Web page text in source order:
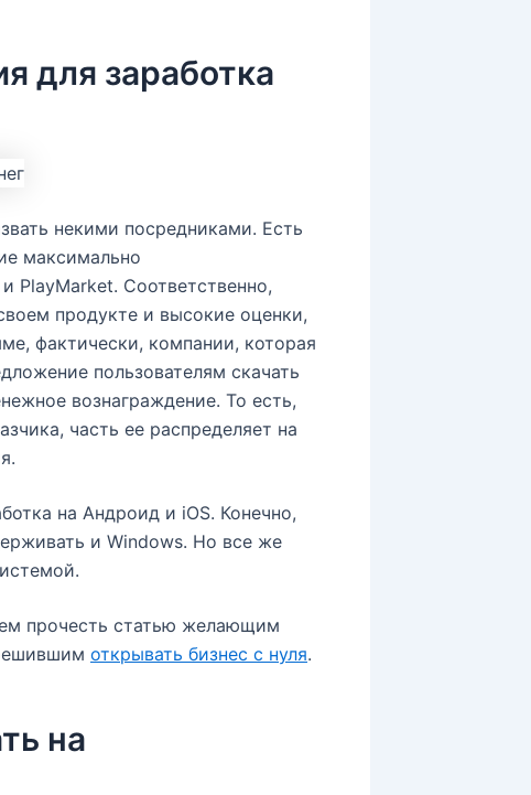
для заработка
некими посредниками. Есть
максимально
PlayMarket. Соответственно,
продукте и высокие оценки,
фактически, компании, которая
пользователям скачать
вознаграждение. То есть,
часть ее распределяет на
на Андроид и iOS. Конечно,
и Windows. Но все же
прочесть статью желающим
открывать бизнес с нуля.
на